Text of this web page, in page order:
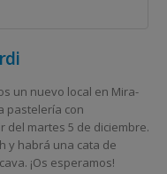
un nuevo local en Mira-
pastelería con
martes 5 de diciembre.
y habrá una cata de
¡Os esperamos!